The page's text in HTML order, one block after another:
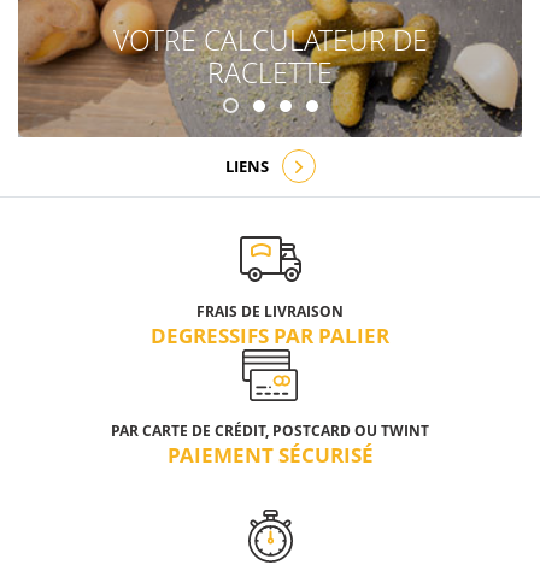
VOTRE CALCULATEUR DE
RACLETTE
LIENS
FRAIS DE LIVRAISON
DEGRESSIFS PAR PALIER
PAR CARTE DE CRÉDIT, POSTCARD OU TWINT
PAIEMENT SÉCURISÉ